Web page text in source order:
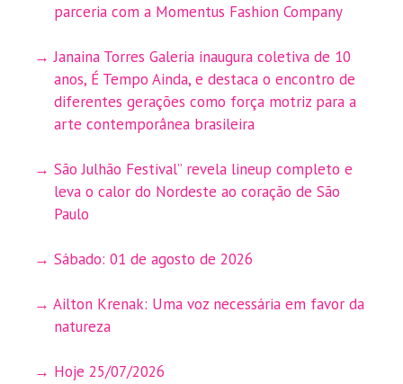
parceria com a Momentus Fashion Company
Janaina Torres Galeria inaugura coletiva de 10
anos, É Tempo Ainda, e destaca o encontro de
diferentes gerações como força motriz para a
arte contemporânea brasileira
São Julhão Festival” revela lineup completo e
leva o calor do Nordeste ao coração de São
Paulo
Sábado: 01 de agosto de 2026
Ailton Krenak: Uma voz necessária em favor da
natureza
Hoje 25/07/2026